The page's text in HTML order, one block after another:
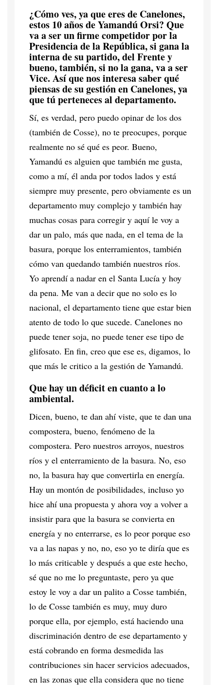
¿Cómo ves, ya que eres de Canelones,
estos 10 años de Yamandú Orsi? Que
va a ser un firme competidor por la
Presidencia de la República, si gana la
interna de su partido, del Frente y
bueno, también, si no la gana, va a ser
Vice. Así que nos interesa saber qué
piensas de su gestión en Canelones, ya
que tú perteneces al departamento.
Sí, es verdad, pero puedo opinar de los dos
(también de Cosse), no te preocupes, porque
realmente no sé qué es peor. Bueno,
Yamandú es alguien que también me gusta,
como a mí, él anda por todos lados y está
siempre muy presente, pero obviamente es un
departamento muy complejo y también hay
muchas cosas para corregir y aquí le voy a
dar un palo, más que nada, en el tema de la
basura, porque los enterramientos, también
cómo van quedando también nuestros ríos.
Yo aprendí a nadar en el Santa Lucía y hoy
da pena. Me van a decir que no solo es lo
nacional, el departamento tiene que estar bien
atento de todo lo que sucede. Canelones no
puede tener soja, no puede tener ese tipo de
glifosato. En fin, creo que ese es, digamos, lo
que más le critico a la gestión de Yamandú.
Que hay un déficit en cuanto a lo
ambiental.
Dicen, bueno, te dan ahí viste, que te dan una
compostera, bueno, fenómeno de la
compostera. Pero nuestros arroyos, nuestros
ríos y el enterramiento de la basura. No, eso
no, la basura hay que convertirla en energía.
Hay un montón de posibilidades, incluso yo
hice ahí una propuesta y ahora voy a volver a
insistir para que la basura se convierta en
energía y no enterrarse, es lo peor porque eso
va a las napas y no, no, eso yo te diría que es
lo más criticable y después a que este hecho,
sé que no me lo preguntaste, pero ya que
estoy le voy a dar un palito a Cosse también,
lo de Cosse también es muy, muy duro
porque ella, por ejemplo, está haciendo una
discriminación dentro de ese departamento y
está cobrando en forma desmedida las
contribuciones sin hacer servicios adecuados,
en las zonas que ella considera que no tiene